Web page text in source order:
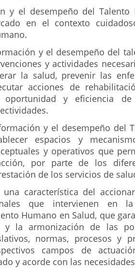
y el desempeño del Talento
en el contexto
y el desempeño del
y actividades
la salud, prevenir las
acciones de
oportunidad y eficiencia
y el desempeño del
espacios y
y operativos que
por parte de los
de los servicios de
una característica del
que intervienen en
Humano en Salud, que
la armonización de las
normas, procesos y
campos de
y acorde con las